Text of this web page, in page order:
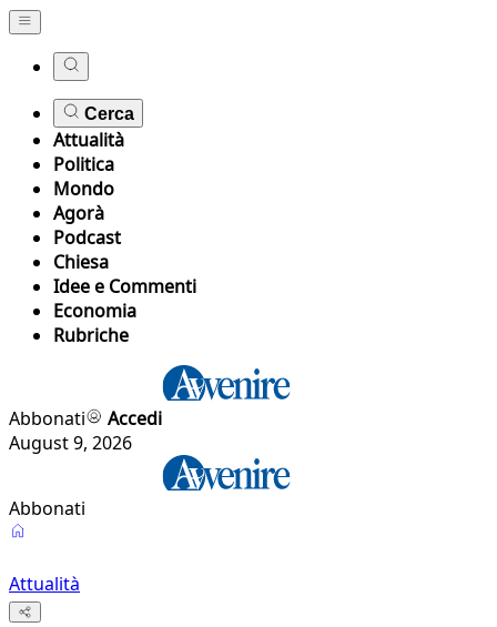
Cerca
Attualità
Politica
Mondo
Agorà
Podcast
Chiesa
Idee e Commenti
Economia
Rubriche
Abbonati
Accedi
August 9, 2026
Abbonati
Attualità